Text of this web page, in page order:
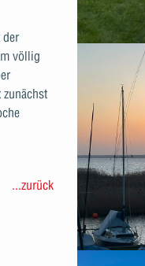
der
völlig
...zurück